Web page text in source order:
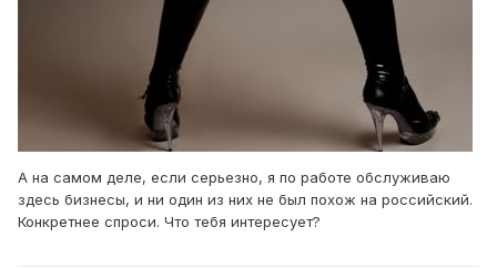
А на самом деле, если серьезно, я по работе обслуживаю
здесь бизнесы, и ни один из них не был похож на российский.
Конкретнее спроси. Что тебя интересует?